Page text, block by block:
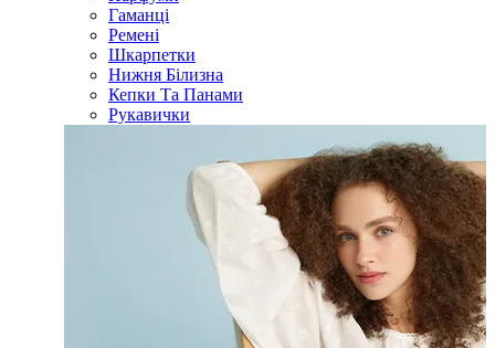
Гаманці
Ремені
Шкарпетки
Нижня Білизна
Кепки Та Панами
Рукавички